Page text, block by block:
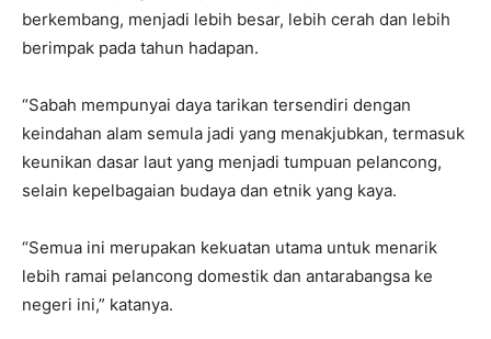
berkembang, menjadi lebih besar, lebih cerah dan lebih
berimpak pada tahun hadapan.
“Sabah mempunyai daya tarikan tersendiri dengan
keindahan alam semula jadi yang menakjubkan, termasuk
keunikan dasar laut yang menjadi tumpuan pelancong,
selain kepelbagaian budaya dan etnik yang kaya.
“Semua ini merupakan kekuatan utama untuk menarik
lebih ramai pelancong domestik dan antarabangsa ke
negeri ini,” katanya.